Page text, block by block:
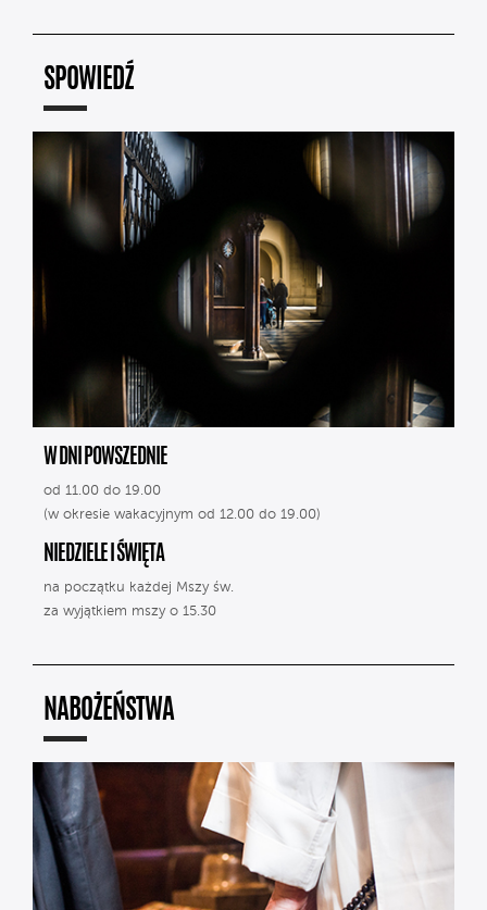
SPOWIEDŹ
W DNI POWSZEDNIE
od 11.00 do 19.00
(w okresie wakacyjnym od 12.00 do 19.00)
NIEDZIELE I ŚWIĘTA
na początku każdej Mszy św.
za wyjątkiem mszy o 15.30
NABOŻEŃSTWA